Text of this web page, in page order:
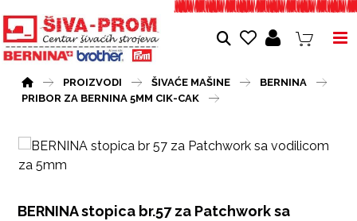
PROIZVODI ŠIVAĆE MAŠINE
BERNINA
PRIBOR ZA BERNINA 5MM CIK-CAK
BERNINA stopica br.57 za Patchwork sa